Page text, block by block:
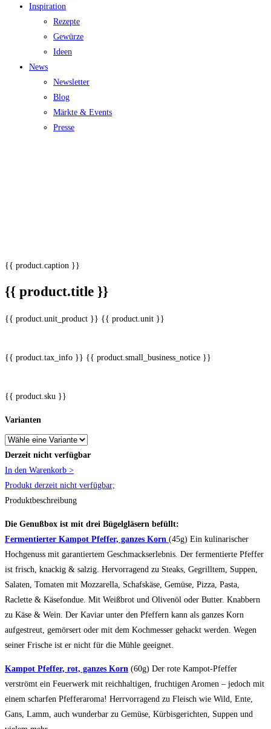
Inspiration
Rezepte
Gewürze
Ideen
News
Newsletter
Blog
Märkte & Events
Presse
{{ product.caption }}
{{ product.title }}
{{ product.unit_product }} {{ product.unit }}
{{ product.tax_info }} {{ product.small_business_notice }}
{{ product.sku }}
Varianten
Derzeit nicht verfügbar
In den Warenkorb >
Produkt derzeit nicht verfügbar;
Produktbeschreibung
Die Genußbox ist mit drei Bügelgläsern befüllt:
Fermentierter Kampot Pfeffer, ganzes Korn (45g) Ein kulinarischer
Hochgenuss mit garantiertem Geschmackserlebnis. Der fermentierte Pfeffer
ist frisch, knackig & salzig. Hervorragend zu Steaks, Gegrilltem, Suppen,
Salaten, Tomaten mit Mozzarella, Schafskäse, Gemüse, Pizza, Pasta,
Raclette & Käsefondue. Mit Weißbrot und Olivenöl oder Butter. Knabbern
zu Käse & Wein. Der Kaviar unter den Pfeffern kann als ganzes Korn
aufgestreut, gemörsert oder mit dem Kochmesser gehackt werden. Wegen
seiner Frische ist er nicht für die Mühle geeignet.
Kampot Pfeffer, rot, ganzes Korn (60g) Der rote Kampot-Pfeffer
verströmt ein Feuerwerk mit reichhaltigen, fruchtigen Aromen – jedoch mit
einem scharfen Pfefferaroma! Herrvorragend zu Fleisch wie Wild, Ente,
Gans, Lamm, auch wunderbar zu Gemüse, Kürbisgerichten, Suppen und